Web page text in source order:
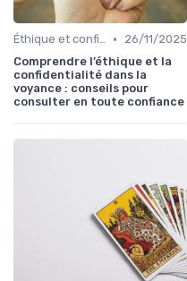
Éthique et confidentialité •
26/11/2025
Comprendre l’éthique et la
confidentialité dans la
voyance : conseils pour
consulter en toute confiance